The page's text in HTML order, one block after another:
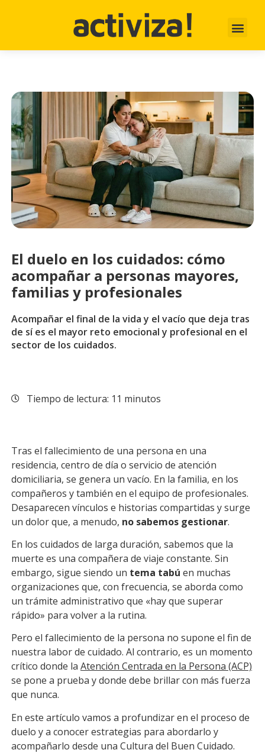
El duelo en los cuidados: cómo
acompañar a personas mayores,
familias y profesionales
Acompañar el final de la vida y el vacío que deja tras
de sí es el mayor reto emocional y profesional en el
sector de los cuidados.
Tiempo de lectura: 11 minutos
Tras el fallecimiento de una persona en una
residencia, centro de día o servicio de atención
domiciliaria, se genera un vacío. En la familia, en los
compañeros y también en el equipo de profesionales.
Desaparecen vínculos e historias compartidas y surge
un dolor que, a menudo, no sabemos gestionar.
En los cuidados de larga duración, sabemos que la
muerte es una compañera de viaje constante. Sin
embargo, sigue siendo un tema tabú en muchas
organizaciones que, con frecuencia, se aborda como
un trámite administrativo que «hay que superar
rápido» para volver a la rutina.
Pero el fallecimiento de la persona no supone el fin de
nuestra labor de cuidado. Al contrario, es un momento
crítico donde la Atención Centrada en la Persona (ACP)
se pone a prueba y donde debe brillar con más fuerza
que nunca.
En este artículo vamos a profundizar en el proceso de
duelo y a conocer estrategias para abordarlo y
acompañarlo desde una Cultura del Buen Cuidado.